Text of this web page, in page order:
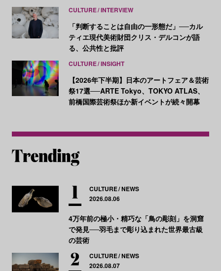
CULTURE INTERVIEW
「判断することは自由の一形態だ」──カル
ティエ現代美術財団クリス・デルコンが語
る、公共性と批評
CULTURE INSIGHT
【2026年下半期】日本のアートフェア＆芸術
祭17選──ARTE Tokyo、TOKYO ATLAS、
前橋国際芸術祭ほか新イベントが続々開幕
CULTURE NEWS
2026.08.06
4万年前の極小・精巧な「鳥の彫刻」を洞窟
で発見──羽毛まで彫り込まれた世界最古級
の芸術
CULTURE NEWS
2026.08.07